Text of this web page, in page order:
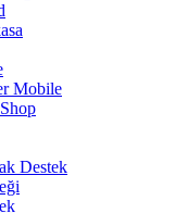
Mobile
Destek